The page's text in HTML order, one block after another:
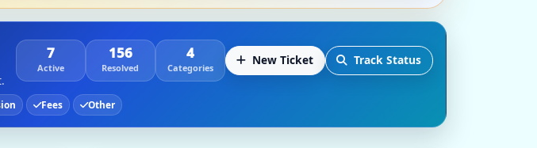
7
Active
156
Resolved
4
Categories New Ticket Track Status
Fees Other